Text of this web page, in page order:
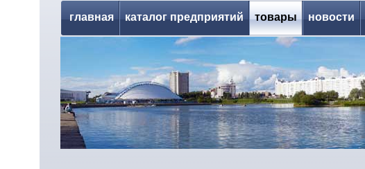
главная каталог предприятий товары новости